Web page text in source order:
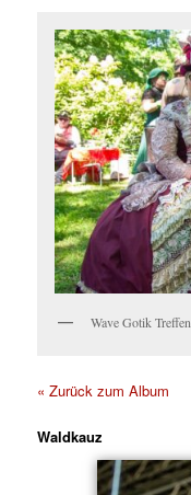
Wave Gotik Treffen
« Zurück zum Album
Waldkauz